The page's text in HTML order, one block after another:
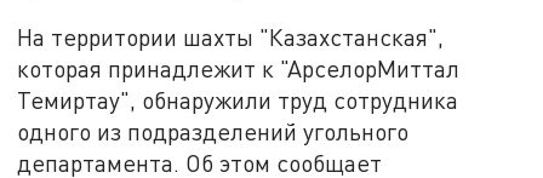
На территории шахты "Казахстанская",
которая принадлежит к "АрселорМиттал
Темиртау", обнаружили труд сотрудника
одного из подразделений угольного
департамента. Об этом сообщает